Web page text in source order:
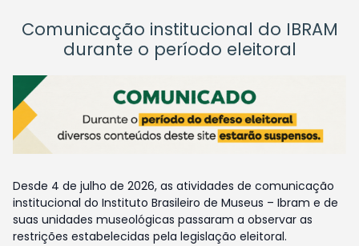
Comunicação institucional do IBRAM
durante o período eleitoral
Desde 4 de julho de 2026, as atividades de comunicação
institucional do Instituto Brasileiro de Museus – Ibram e de
suas unidades museológicas passaram a observar as
restrições estabelecidas pela legislação eleitoral.